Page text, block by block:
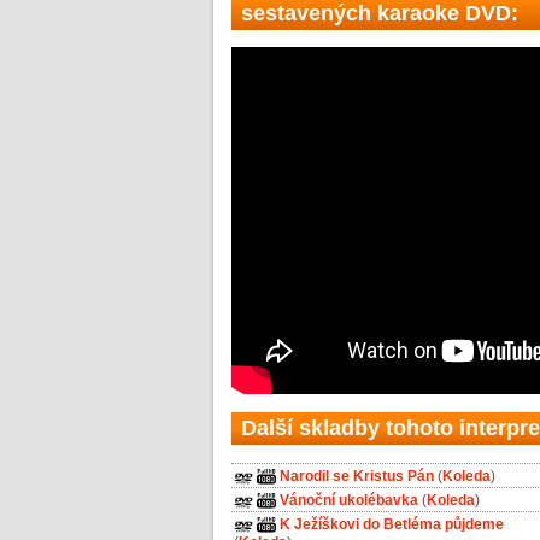
sestavených karaoke DVD:
Další skladby tohoto
Narodil se Kristus Pán (Koleda)
Vánoční ukolébavka (Koleda)
K Ježíškovi do Betléma půjdeme